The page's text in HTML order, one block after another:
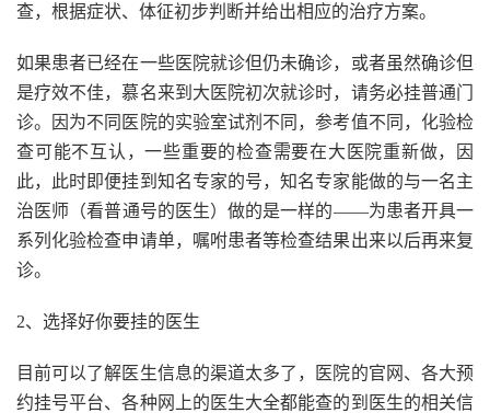
查，根据症状、体征初步判断并给出相应的治疗方案。
如果患者已经在一些医院就诊但仍未确诊，或者虽然确诊但
是疗效不佳，慕名来到大医院初次就诊时，请务必挂普通门
诊。因为不同医院的实验室试剂不同，参考值不同，化验检
查可能不互认，一些重要的检查需要在大医院重新做，因
此，此时即便挂到知名专家的号，知名专家能做的与一名主
治医师（看普通号的医生）做的是一样的——为患者开具一
系列化验检查申请单，嘱咐患者等检查结果出来以后再来复
诊。
2、选择好你要挂的医生
目前可以了解医生信息的渠道太多了，医院的官网、各大预
约挂号平台、各种网上的医生大全都能查的到医生的相关信